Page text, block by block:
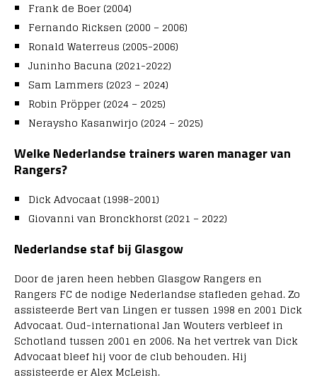
Frank de Boer (2004)
Fernando Ricksen (2000 – 2006)
Ronald Waterreus (2005-2006)
Juninho Bacuna (2021-2022)
Sam Lammers (2023 – 2024)
Robin Pröpper (2024 – 2025)
Neraysho Kasanwirjo (2024 – 2025)
Welke Nederlandse trainers waren manager van
Rangers?
Dick Advocaat (1998-2001)
Giovanni van Bronckhorst (2021 – 2022)
Nederlandse staf bij Glasgow
Door de jaren heen hebben Glasgow Rangers en
Rangers FC de nodige Nederlandse stafleden gehad. Zo
assisteerde Bert van Lingen er tussen 1998 en 2001 Dick
Advocaat. Oud-international Jan Wouters verbleef in
Schotland tussen 2001 en 2006. Na het vertrek van Dick
Advocaat bleef hij voor de club behouden. Hij
assisteerde er Alex McLeish.